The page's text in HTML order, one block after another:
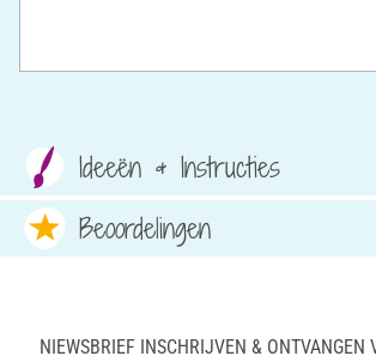
Ideeën & Instructies
Beoordelingen
NIEWSBRIEF INSCHRIJVEN & ONTVANGEN